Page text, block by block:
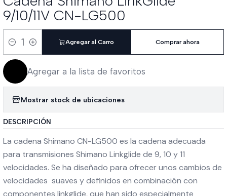
9/10/11V CN-LG500
Cantidad
Agregar al Carro Comprar ahora
Agregar a la lista de favoritos
Mostrar stock de ubicaciones
DESCRIPCIÓN
La cadena Shimano CN-LG500 es la cadena adecuada
para transmisiones Shimano Linkglide de 9, 10 y 11
velocidades. Se ha diseñado para ofrecer unos cambios de
velocidades suaves y definidos en combinación con
componentes linkglide, que han sido especialmente